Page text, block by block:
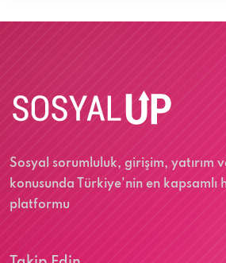
Sosyal sorumluluk, girişim, yatırım
konusunda Türkiye'nin en
platformu